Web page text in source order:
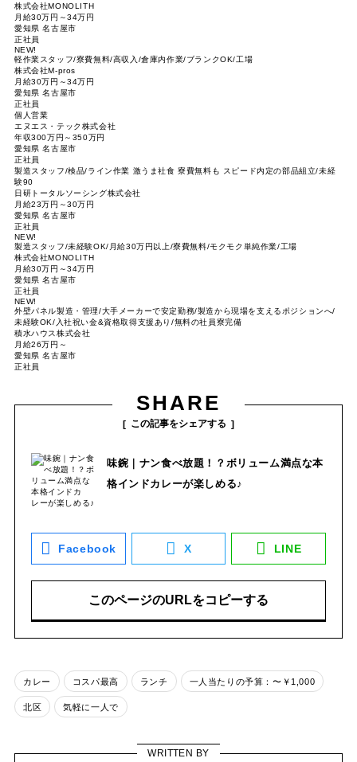
株式会社MONOLITH
月給30万円～34万円
愛知県 名古屋市
正社員
NEW!
軽作業スタッフ/寮費無料/高収入/倉庫内作業/ブランクOK/工場
株式会社M-pros
月給30万円～34万円
愛知県 名古屋市
正社員
個人営業
エヌエス・テック株式会社
年収300万円～350万円
愛知県 名古屋市
正社員
製造スタッフ/検品/ライン作業 激うま社食 寮費無料も スピード内定の部品組立/未経
験90
日研トータルソーシング株式会社
月給23万円～30万円
愛知県 名古屋市
正社員
NEW!
製造スタッフ/未経験OK/月給30万円以上/寮費無料/モクモク単純作業/工場
株式会社MONOLITH
月給30万円～34万円
愛知県 名古屋市
正社員
NEW!
外壁パネル製造・管理/大手メーカーで安定勤務/製造から現場を支えるポジションへ/
未経験OK/入社祝い金&資格取得支援あり/無料の社員寮完備
積水ハウス株式会社
月給26万円～
愛知県 名古屋市
正社員
SHARE
この記事をシェアする
味鋺｜ナン食べ放題！？ボリューム満点な本
格インドカレーが楽しめる♪
Facebook X LINE
このページのURLをコピーする
カレー コスパ最高 ランチ 一人当たりの予算：〜￥1,000
北区 気軽に一人で
WRITTEN BY